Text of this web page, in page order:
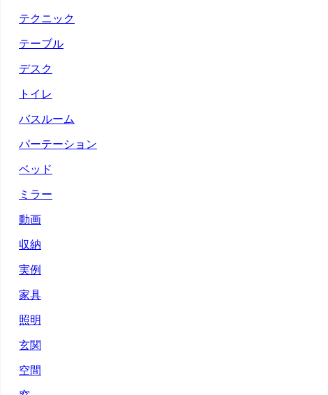
テクニック
テーブル
デスク
トイレ
バスルーム
パーテーション
ベッド
ミラー
動画
収納
実例
家具
照明
玄関
空間